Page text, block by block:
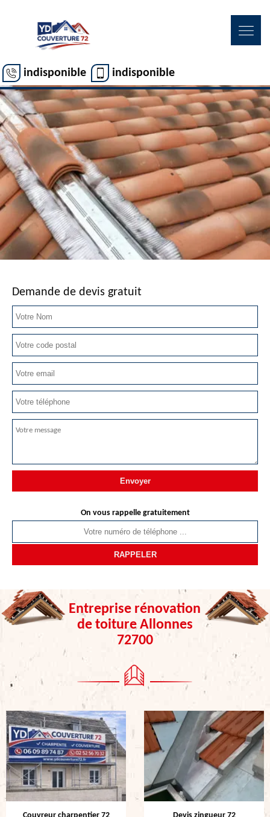
indisponible indisponible
Demande de devis gratuit
On vous rappelle gratuitement
Entreprise rénovation
de toiture Allonnes
72700